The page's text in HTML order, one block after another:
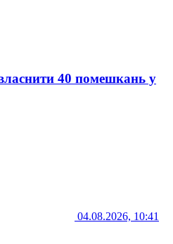
40 помешкань у
04.08.2026, 10:41